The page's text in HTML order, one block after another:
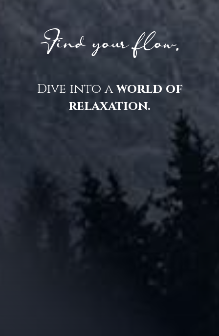
Find your flow.
Dive into aworld of
relaxation.